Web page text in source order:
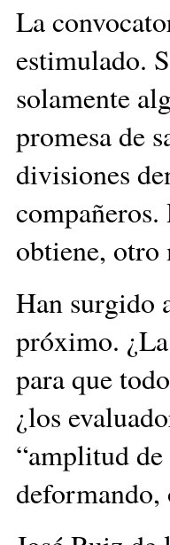
La
estimulado.
solamente
promesa de
divisiones
obtiene, otro
Han surgido
próximo.
para que
¿los
“amplitud
deformando,